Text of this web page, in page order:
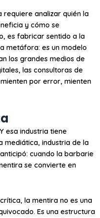
requiere analizar quién la
y cómo se
es fabricar sentido a la
metáfora: es un modelo
los grandes medios de
las consultoras de
mienten por error, mienten
esa industria tiene
mediática, industria de la
cuando la barbarie
se convierte en
la mentira no es una
Es una estructura